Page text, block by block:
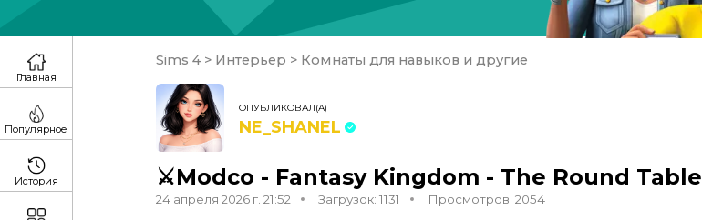
Sims 4 > Интерьер > Комнаты для навыков и другие
ОПУБЛИКОВАЛ(А)
NE_SHANEL
⚔️Modco - Fantasy Kingdom - The Round Table
24 апреля 2026 г. 21:52 Загрузок: 1131 Просмотров: 2054
Главная
Популярное
История